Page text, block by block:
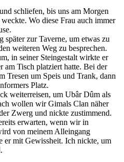
schliefen, bis uns am Morgen
Wo diese Frau auch immer
zur Taverne, um etwas zu
weiteren Weg zu besprechen.
in seiner Steingestalt wirkte er
am Tisch platziert hatte. Bei der
Tresen um Speis und Trank, dann
Platz.
weiterreisen, um Ubâr Dûm als
wollen wir Gimals Clan näher
Zwerg und nickte zustimmend.
erwarten, wenn wir in
von meinem Alleingang
er mit Gewissheit. Ich nickte, um